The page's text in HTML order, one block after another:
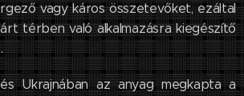
vagy káros összetevőket, ezáltal
térben való alkalmazásra kiegészítő
Ukrajnában az anyag megkapta a